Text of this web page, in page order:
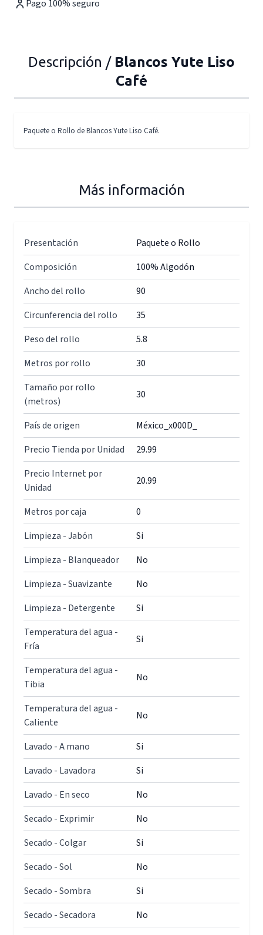
Pago 100% seguro
Descripción / Blancos Yute Liso
Café
Paquete o Rollo de Blancos Yute Liso Café.
Más información
Presentación
Paquete o Rollo
Composición
100% Algodón
Ancho del rollo
90
Circunferencia del rollo
35
Peso del rollo
5.8
Metros por rollo
30
Tamaño por rollo
(metros)
30
País de origen
México_x000D_
Precio Tienda por Unidad
29.99
Precio Internet por
Unidad
20.99
Metros por caja
0
Limpieza - Jabón
Si
Limpieza - Blanqueador
No
Limpieza - Suavizante
No
Limpieza - Detergente
Si
Temperatura del agua -
Fría
Si
Temperatura del agua -
Tibia
No
Temperatura del agua -
Caliente
No
Lavado - A mano
Si
Lavado - Lavadora
Si
Lavado - En seco
No
Secado - Exprimir
No
Secado - Colgar
Si
Secado - Sol
No
Secado - Sombra
Si
Secado - Secadora
No